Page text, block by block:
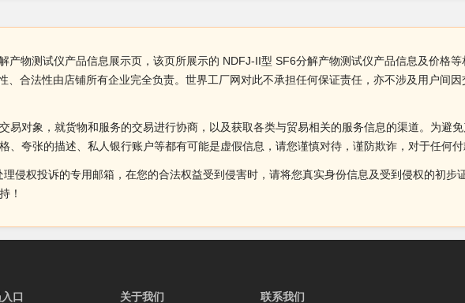
产物测试仪产品信息展示页，该页所展示的 NDFJ-II型 SF6分解产物测试仪产品信息及价格
、合法性由店铺所有企业完全负责。世界工厂网对此不承担任何保证责任，亦不涉及用户间
易对象，就货物和服务的交易进行协商，以及获取各类与贸易相关的服务信息的渠道。为避
、夸张的描述、私人银行账户等都有可能是虚假信息，请您谨慎对待，谨防欺诈，对于任何付
侵权投诉的专用邮箱，在您的合法权益受到侵害时，请将您真实身份信息及受到侵权的初步
！
口 关于我们 联系我们